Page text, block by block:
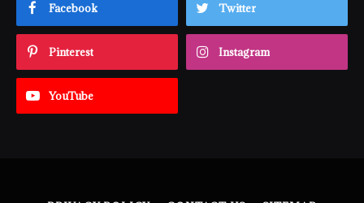
Facebook Twitter
Pinterest Instagram
YouTube